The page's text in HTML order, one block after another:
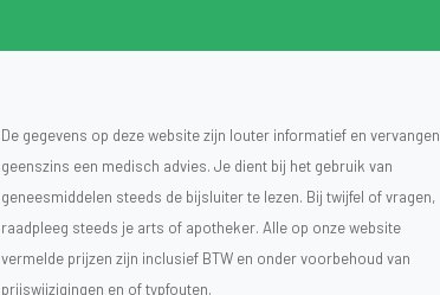
De gegevens op deze website zijn louter informatief en vervangen
geenszins een medisch advies. Je dient bij het gebruik van
geneesmiddelen steeds de bijsluiter te lezen. Bij twijfel of vragen,
raadpleeg steeds je arts of apotheker. Alle op onze website
vermelde prijzen zijn inclusief BTW en onder voorbehoud van
prijswijzigingen en of typfouten.